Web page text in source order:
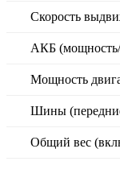
Скорость
АКБ (мощность/
Мощность
Шины
Общий вес